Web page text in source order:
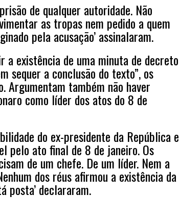
de qualquer autoridade. Não
as tropas nem pedido a quem
pela acusação’ assinalaram.
a existência de uma minuta de decreto
sequer a conclusão do texto”, os
Argumentam também não haver
como líder dos atos do 8 de
do ex-presidente da República e
pelo ato final de 8 de janeiro. Os
de um chefe. De um líder. Nem a
dos réus afirmou a existência da
posta’ declararam.